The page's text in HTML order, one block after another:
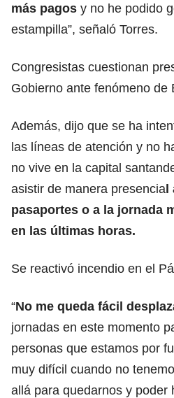
más pagos y no he podido
estampilla”, señaló Torres.
Congresistas cuestionan
Gobierno ante fenómeno de
Además, dijo que se ha
las líneas de atención y no
no vive en la capital
asistir de manera presencial
pasaportes o a la jornada
en las últimas horas.
Se reactivó incendio en el
“No me queda fácil
jornadas en este momento
personas que estamos por
muy difícil cuando no
allá para quedarnos y poder